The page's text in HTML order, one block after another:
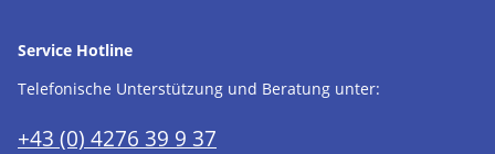
Service Hotline
Telefonische Unterstützung und Beratung unter:
+43 (0) 4276 39 9 37